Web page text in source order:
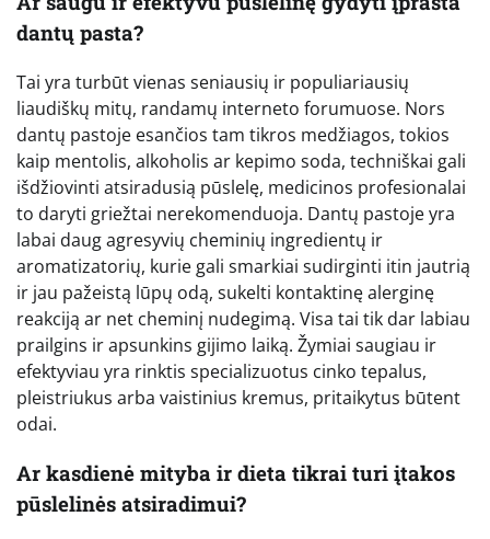
dantų pasta?
Tai yra turbūt vienas seniausių ir populiariausių
liaudiškų mitų, randamų interneto forumuose. Nors
dantų pastoje esančios tam tikros medžiagos, tokios
kaip mentolis, alkoholis ar kepimo soda, techniškai gali
išdžiovinti atsiradusią pūslelę, medicinos profesionalai
to daryti griežtai nerekomenduoja. Dantų pastoje yra
labai daug agresyvių cheminių ingredientų ir
aromatizatorių, kurie gali smarkiai sudirginti itin jautrią
ir jau pažeistą lūpų odą, sukelti kontaktinę alerginę
reakciją ar net cheminį nudegimą. Visa tai tik dar labiau
prailgins ir apsunkins gijimo laiką. Žymiai saugiau ir
efektyviau yra rinktis specializuotus cinko tepalus,
pleistriukus arba vaistinius kremus, pritaikytus būtent
odai.
Ar kasdienė mityba ir dieta tikrai turi įtakos
pūslelinės atsiradimui?